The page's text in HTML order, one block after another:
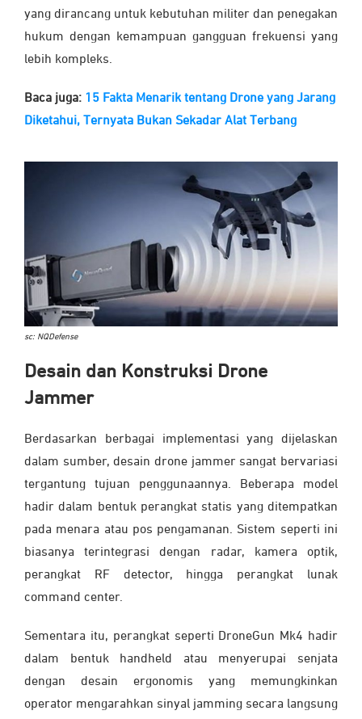
yang dirancang untuk kebutuhan militer dan penegakan
hukum dengan kemampuan gangguan frekuensi yang
lebih kompleks.
Baca juga: 15 Fakta Menarik tentang Drone yang Jarang
Diketahui, Ternyata Bukan Sekadar Alat Terbang
sc: NQDefense
Desain dan Konstruksi Drone
Jammer
Berdasarkan berbagai implementasi yang dijelaskan
dalam sumber, desain drone jammer sangat bervariasi
tergantung tujuan penggunaannya. Beberapa model
hadir dalam bentuk perangkat statis yang ditempatkan
pada menara atau pos pengamanan. Sistem seperti ini
biasanya terintegrasi dengan radar, kamera optik,
perangkat RF detector, hingga perangkat lunak
command center.
Sementara itu, perangkat seperti DroneGun Mk4 hadir
dalam bentuk handheld atau menyerupai senjata
dengan desain ergonomis yang memungkinkan
operator mengarahkan sinyal jamming secara langsung